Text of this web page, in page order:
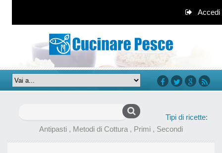
Accedi
Tipi di ricette:
Antipasti , Metodi di Cottura , Primi , Secondi